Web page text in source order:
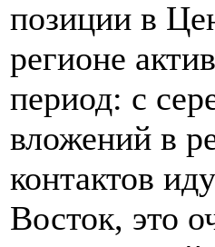
позиции в
регионе
период: с
вложений в
контактов
Восток, это